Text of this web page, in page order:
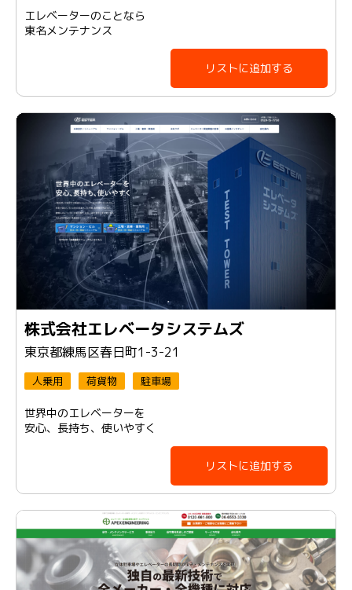
エレベーターのことなら
東名メンテナンス
リストに追加する
株式会社エレベータシステムズ
東京都練馬区春日町1-3-21
人乗用 荷貨物 駐車場
世界中のエレベーターを
安心、長持ち、使いやすく
リストに追加する